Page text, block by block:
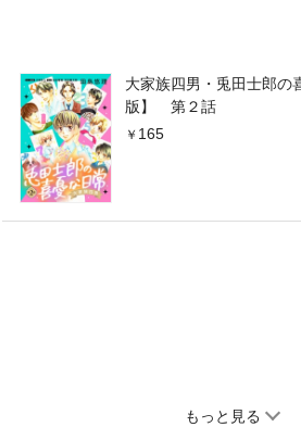
大家族四男・兎田士郎の
版】 第２話
165
もっと見る